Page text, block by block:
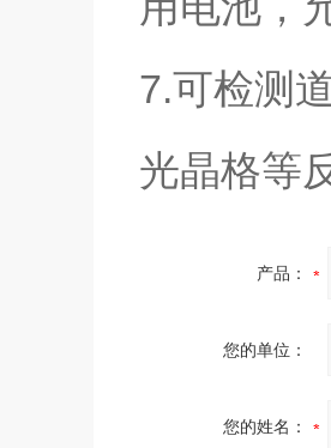
7.可检测
光晶格等
产品：
您的单位：
您的姓名：